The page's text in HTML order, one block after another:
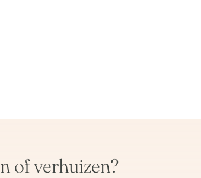
of verhuizen?